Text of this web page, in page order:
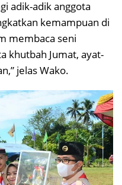
adik-adik anggota
kemampuan di
membaca seni
khutbah Jumat, ayat-
jelas Wako.